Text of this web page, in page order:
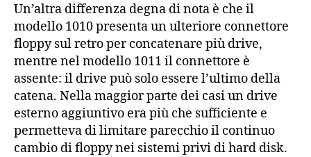
Un’altra differenza degna di nota è che il
modello 1010 presenta un ulteriore connettore
floppy sul retro per concatenare più drive,
mentre nel modello 1011 il connettore è
assente: il drive può solo essere l’ultimo della
catena. Nella maggior parte dei casi un drive
esterno aggiuntivo era più che sufficiente e
permetteva di limitare parecchio il continuo
cambio di floppy nei sistemi privi di hard disk.